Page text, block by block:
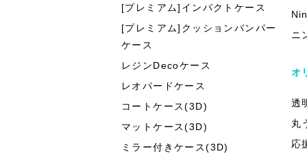
[プレミアム]インパクトケース
[プレミアム]クッションバンパー
ケース
レジンDecoケース
レオパードケース
コートケース(3D)
マットケース(3D)
ミラー付きケース(3D)
ニ
オ
透
丸
応